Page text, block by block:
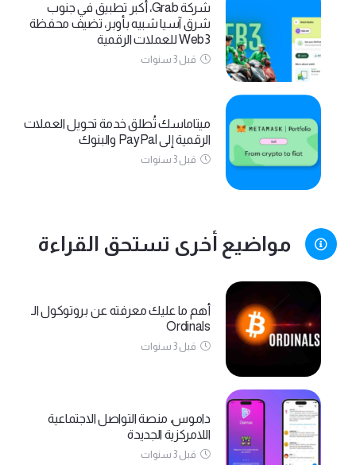
شركة Grab، أكبر تطبيق في جنوب
شرق آسيا شبيه بأوبر، تضيف محفظة
Web3 للعملات الرقمية
قبل 3 سنوات
ميتاماسك تُطلق خدمة تحويل العملات
الرقمية إلى PayPal والبنوك
قبل 3 سنوات
مواضيع أخرى تستحق القراءة
أهم ما عليك معرفته عن بروتوكول الـ
Ordinals
قبل 3 سنوات
داموس، منصة التواصل الاجتماعية
اللامركزية الجديدة
قبل 3 سنوات